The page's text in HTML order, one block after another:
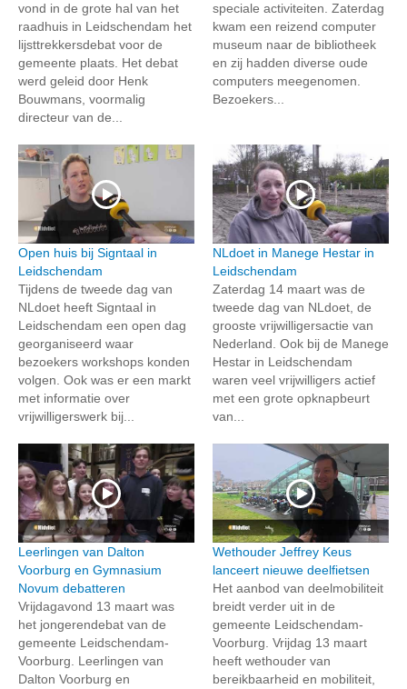
vond in de grote hal van het
raadhuis in Leidschendam het
lijsttrekkersdebat voor de
gemeente plaats. Het debat
werd geleid door Henk
Bouwmans, voormalig
directeur van de...
speciale activiteiten. Zaterdag
kwam een reizend computer
museum naar de bibliotheek
en zij hadden diverse oude
computers meegenomen.
Bezoekers...
Open huis bij Signtaal in
Leidschendam
Tijdens de tweede dag van
NLdoet heeft Signtaal in
Leidschendam een open dag
georganiseerd waar
bezoekers workshops konden
volgen. Ook was er een markt
met informatie over
vrijwilligerswerk bij...
NLdoet in Manege Hestar in
Leidschendam
Zaterdag 14 maart was de
tweede dag van NLdoet, de
grooste vrijwilligersactie van
Nederland. Ook bij de Manege
Hestar in Leidschendam
waren veel vrijwilligers actief
met een grote opknapbeurt
van...
Leerlingen van Dalton
Voorburg en Gymnasium
Novum debatteren
Vrijdagavond 13 maart was
het jongerendebat van de
gemeente Leidschendam-
Voorburg. Leerlingen van
Dalton Voorburg en
Wethouder Jeffrey Keus
lanceert nieuwe deelfietsen
Het aanbod van deelmobiliteit
breidt verder uit in de
gemeente Leidschendam-
Voorburg. Vrijdag 13 maart
heeft wethouder van
bereikbaarheid en mobiliteit,